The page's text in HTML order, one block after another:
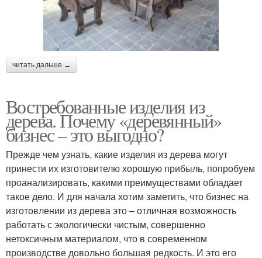
читать дальше →
Востребованные изделия из
дерева. Почему «деревянный»
бизнес – это выгодно?
Прежде чем узнать, какие изделия из дерева могут
принести их изготовителю хорошую прибыль, попробуем
проанализировать, какими преимуществами обладает
такое дело. И для начала хотим заметить, что бизнес на
изготовлении из дерева это – отличная возможность
работать с экологически чистым, совершенно
нетоксичным материалом, что в современном
производстве довольно большая редкость. И это его